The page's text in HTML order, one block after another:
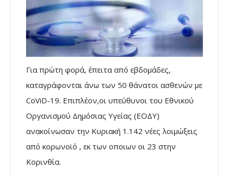
Για πρώτη φορά, έπειτα από εβδομάδες,
καταγράφονται άνω των 50 θάνατοι ασθενών με
CoViD-19. Επιπλέον,οι υπεύθυνοι του Εθνικού
Οργανισμού Δημόσιας Υγείας (ΕΟΔΥ)
ανακοίνωσαν την Κυριακή 1.142 νέες λοιμώξεις
από κορωνοϊό , εκ των οποιων οι 23 στην
Κορινθία.